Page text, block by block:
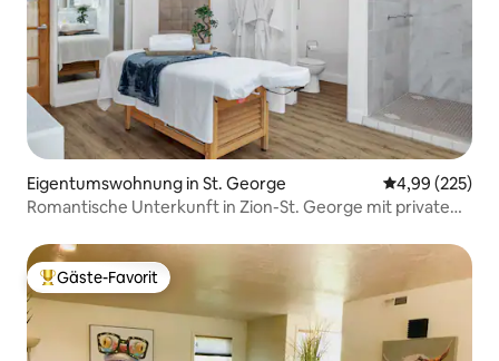
Eigentumswohnung in St. George
4,99 (225)
Romantische Unterkunft in Zion-St. George mit privatem
Beliebter Gäste-Favorit.
Gäste-Favorit